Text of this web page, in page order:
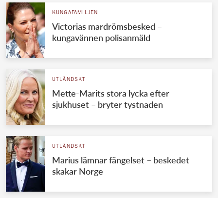
KUNGAFAMILJEN
Victorias mardrömsbesked –
kungavännen polisanmäld
UTLÄNDSKT
Mette-Marits stora lycka efter
sjukhuset – bryter tystnaden
UTLÄNDSKT
Marius lämnar fängelset – beskedet
skakar Norge